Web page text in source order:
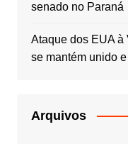
senado no Paraná
Ataque dos EUA à
se mantém unido
Arquivos